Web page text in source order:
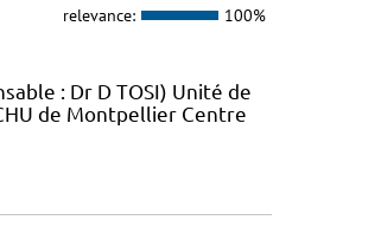
relevance: 100%
: Dr D TOSI) Unité de
de Montpellier Centre